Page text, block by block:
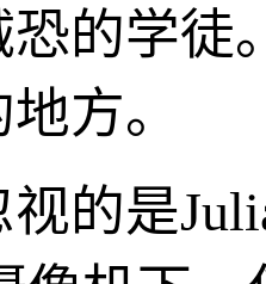
的学徒
方。
的是